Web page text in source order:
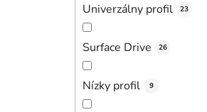
Univerzálny profil 23
Surface Drive 26
Nízky profil 9